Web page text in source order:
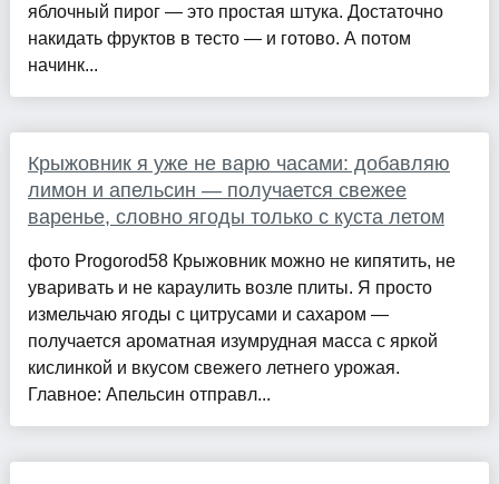
яблочный пирог — это простая штука. Достаточно
накидать фруктов в тесто — и готово. А потом
начинк...
Крыжовник я уже не варю часами: добавляю
лимон и апельсин — получается свежее
варенье, словно ягоды только с куста летом
фото Progorod58 Крыжовник можно не кипятить, не
уваривать и не караулить возле плиты. Я просто
измельчаю ягоды с цитрусами и сахаром —
получается ароматная изумрудная масса с яркой
кислинкой и вкусом свежего летнего урожая.
Главное: Апельсин отправл...